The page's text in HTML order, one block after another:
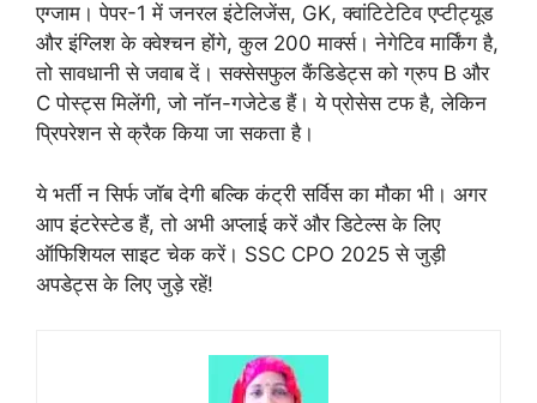
एग्जाम। पेपर-1 में जनरल इंटेलिजेंस, GK, क्वांटिटेटिव एप्टीट्यूड
और इंग्लिश के क्वेश्चन होंगे, कुल 200 मार्क्स। नेगेटिव मार्किंग है,
तो सावधानी से जवाब दें। सक्सेसफुल कैंडिडेट्स को ग्रुप B और
C पोस्ट्स मिलेंगी, जो नॉन-गजेटेड हैं। ये प्रोसेस टफ है, लेकिन
प्रिपरेशन से क्रैक किया जा सकता है।
ये भर्ती न सिर्फ जॉब देगी बल्कि कंट्री सर्विस का मौका भी। अगर
आप इंटरेस्टेड हैं, तो अभी अप्लाई करें और डिटेल्स के लिए
ऑफिशियल साइट चेक करें। SSC CPO 2025 से जुड़ी
अपडेट्स के लिए जुड़े रहें!